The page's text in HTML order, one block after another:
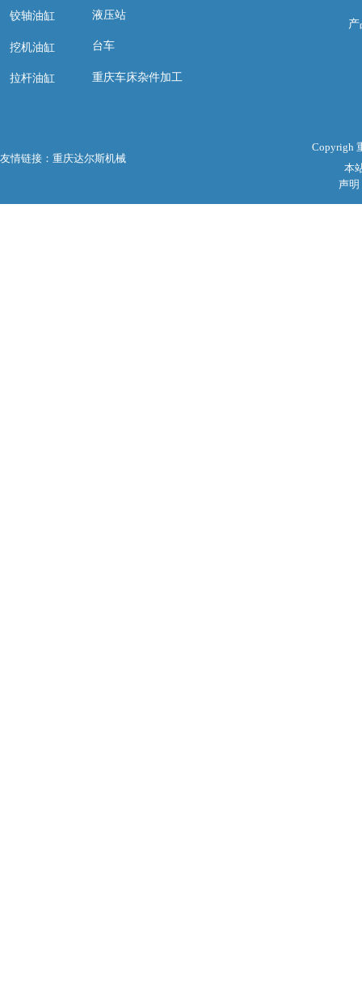
液压站
台车
重庆车床杂件加工
本
Copyrigh
铰轴油缸
挖机油缸
拉杆油缸
产
声
友情链接： 重庆达尔斯机械